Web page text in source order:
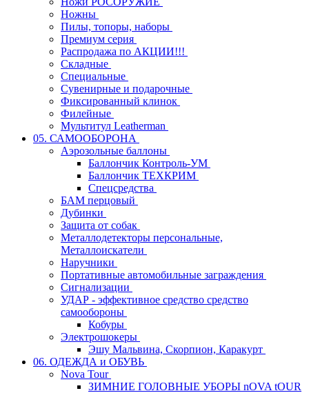
Ножны
Пилы, топоры, наборы
Премиум серия
Распродажа по АКЦИИ!!!
Складные
Специальные
Сувенирные и подарочные
Фиксированный клинок
Филейные
Мультитул Leatherman
05. САМООБОРОНА
Аэрозольные баллоны
Баллончик Контроль-УМ
Баллончик ТЕХКРИМ
Спецсредства
БАМ перцовый
Дубинки
Защита от собак
Металлодетекторы персональные,
Металлоискатели
Наручники
Портативные автомобильные заграждения
Сигнализации
УДАР - эффективное средство средство
самообороны
Кобуры
Электрошокеры
Эшу Мальвина, Скорпион, Каракурт
06. ОДЕЖДА и ОБУВЬ
Nova Tour
ЗИМНИЕ ГОЛОВНЫЕ УБОРЫ nOVA tOUR